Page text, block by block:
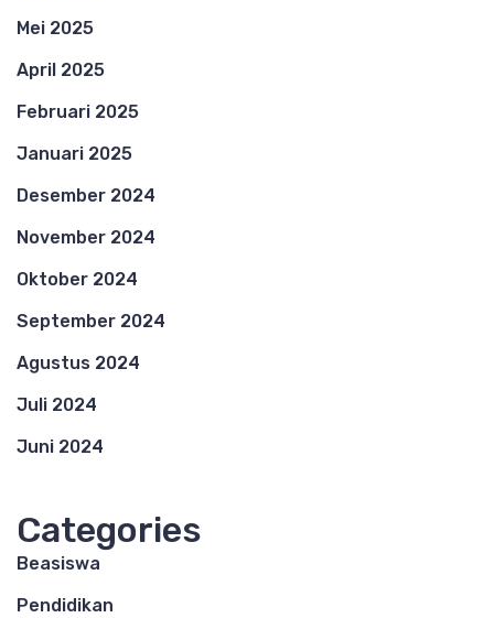
Mei 2025
April 2025
Februari 2025
Januari 2025
Desember 2024
November 2024
Oktober 2024
September 2024
Agustus 2024
Juli 2024
Juni 2024
Categories
Beasiswa
Pendidikan